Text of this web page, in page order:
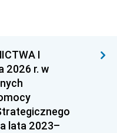
I
2026 r. w
lata 2023–